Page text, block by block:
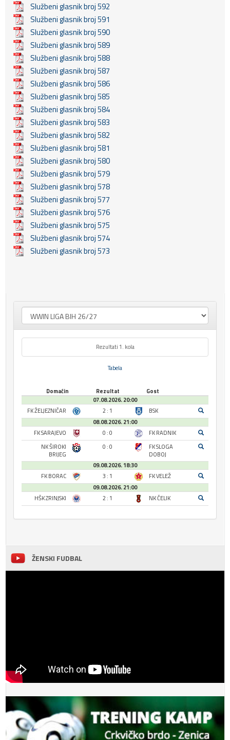
Službeni glasnik broj 592
Službeni glasnik broj 591
Službeni glasnik broj 590
Službeni glasnik broj 589
Službeni glasnik broj 588
Službeni glasnik broj 587
Službeni glasnik broj 586
Službeni glasnik broj 585
Službeni glasnik broj 584
Službeni glasnik broj 583
Službeni glasnik broj 582
Službeni glasnik broj 581
Službeni glasnik broj 580
Službeni glasnik broj 579
Službeni glasnik broj 578
Službeni glasnik broj 577
Službeni glasnik broj 576
Službeni glasnik broj 575
Službeni glasnik broj 574
Službeni glasnik broj 573
Rezultati 1. kola
Tabela
Domaćin Rezultat
Gost
07.08.2026. 20:00
FK ŽELJEZNIČAR
2 : 1
BSK
08.08.2026. 21:00
FK SARAJEVO
0 : 0
FK RADNIK
NK ŠIROKI
BRIJEG
0 : 0
FK SLOGA
DOBOJ
09.08.2026. 18:30
FK BORAC
3 : 1
FK VELEŽ
09.08.2026. 21:00
HŠK ZRINJSKI
2 : 1 NK ČELIK
ŽENSKI FUDBAL